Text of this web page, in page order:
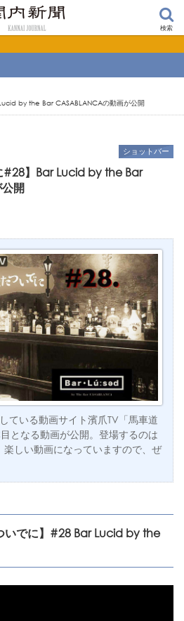
検索
by the Bar CASABLANCAの動画が公開
#28】Bar Lucid by the Bar
開
ショットバー
ている動画サイト濱爪TV「馬車道
となる動画が公開。登場するのは
しい動画になっていますので、ぜ
いでに】#28 Bar Lucid by the